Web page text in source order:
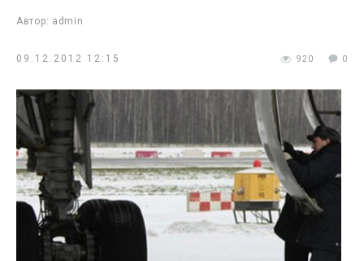
Автор: admin
09.12.2012 12:15 920 0